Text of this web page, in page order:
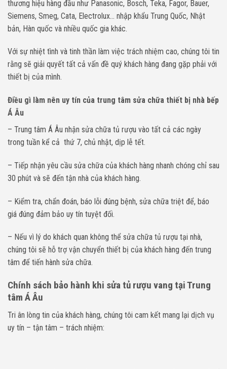
thương hiệu hàng đầu như Panasonic, Bosch, Teka, Fagor, Bauer,
Siemens, Smeg, Cata, Electrolux… nhập khẩu Trung Quốc, Nhật
bản, Hàn quốc và nhiều quốc gia khác.
Với sự nhiệt tình và tinh thần làm việc trách nhiệm cao, chúng tôi tin
rằng sẽ giải quyết tất cả vấn đề quý khách hàng đang gặp phải với
thiết bị của mình.
Điều gì làm nên uy tín của trung tâm sửa chữa thiết bị nhà bếp
Á Âu
– Trung tâm Á Âu nhận sửa chữa tủ rượu vào tất cả các ngày
trong tuần kể cả thứ 7, chủ nhật, dịp lễ tết.
– Tiếp nhận yêu cầu sửa chữa của khách hàng nhanh chóng chỉ sau
30 phút và sẽ đến tận nhà của khách hàng.
– Kiểm tra, chẩn đoán, báo lỗi đúng bệnh, sửa chữa triệt để, báo
giá đúng đảm bảo uy tín tuyệt đối.
– Nếu vì lý do khách quan không thể sửa chữa tủ rượu tại nhà,
chúng tôi sẽ hỗ trợ vận chuyển thiết bị của khách hàng đến trung
tâm để tiến hành sửa chữa.
Chính sách bảo hành khi sửa tủ rượu vang tại Trung
tâm Á Âu
Tri ân lòng tin của khách hàng, chúng tôi cam kết mang lại dịch vụ
uy tín – tận tâm – trách nhiệm: